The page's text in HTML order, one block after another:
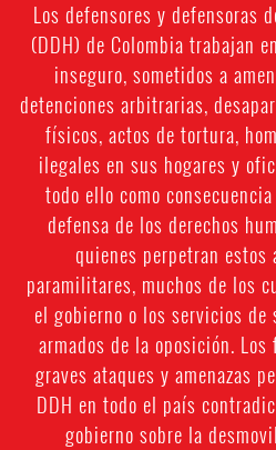
Los defensores y defensoras
(DDH) de Colombia trabajan
inseguro, sometidos a
detenciones arbitrarias,
físicos, actos de tortura,
ilegales en sus hogares y
todo ello como
defensa de los derechos
quienes perpetran estos
paramilitares, muchos de los
el gobierno o los servicios de
armados de la oposición.
graves ataques y amenazas
DDH en todo el país
gobierno sobre la